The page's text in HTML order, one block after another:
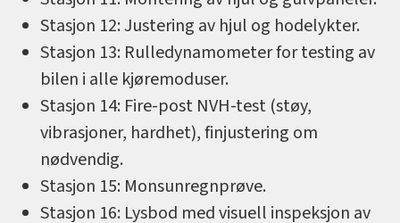
Stasjon 12: Justering av hjul og hodelykter.
Stasjon 13: Rulledynamometer for testing av
bilen i alle kjøremoduser.
Stasjon 14: Fire-post NVH-test (støy,
vibrasjoner, hardhet), finjustering om
nødvendig.
Stasjon 15: Monsunregnprøve.
Stasjon 16: Lysbod med visuell inspeksjon av